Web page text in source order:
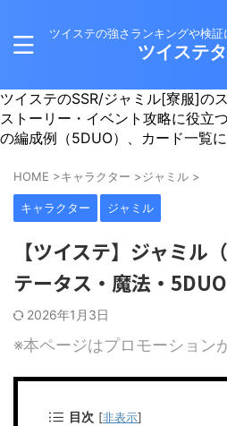
ツイステの強さランキングや検
ツイステ
ツイステのSSR/ジャミル[寮服]の
ストーリー・イベント攻略に役立
の編成例（5DUO）、カード一覧
HOME >キャラクター >ジャミル >
キャラクター ジャミル
【ツイステ】ジャミル
テータス・魔法・
2026年1月3日
※本ページはプロモーション
目次 [非表示]